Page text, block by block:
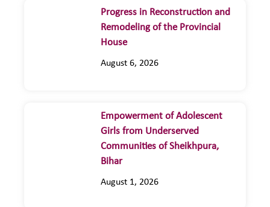
Progress in Reconstruction and
Remodeling of the Provincial
House
August 6, 2026
Empowerment of Adolescent
Girls from Underserved
Communities of Sheikhpura,
Bihar
August 1, 2026